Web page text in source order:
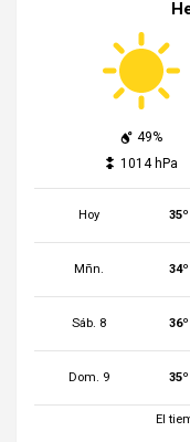
49%
1014 hPa
Hoy
Mñn.
Sáb. 8
Dom. 9
El